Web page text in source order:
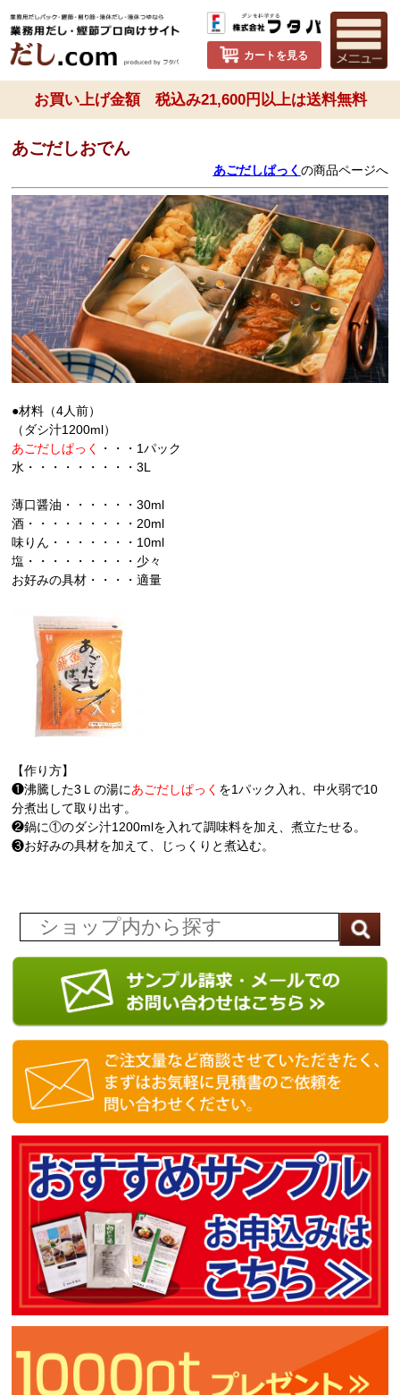
カートを見る
お買い上げ金額 税込み21,600円以上は送料無料
あごだしおでん
あごだしぱっく の商品ページへ
●材料（4人前）
（ダシ汁1200ml）
あごだしぱっく
・・・1パック
水・・・・・・・・・3L
薄口醤油・・・・・・30ml
酒・・・・・・・・・20ml
味りん・・・・・・・10ml
塩・・・・・・・・・少々
お好みの具材・・・・適量
【作り方】
❶沸騰した3Ｌの湯にあごだしぱっく を1パック入れ、中火弱で10
分煮出して取り出す。
❷鍋に①のダシ汁1200mlを入れて調味料を加え、煮立たせる。
❸お好みの具材を加えて、じっくりと煮込む。